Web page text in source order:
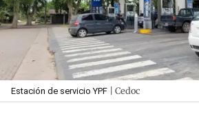
Estación de servicio YPF | Cedoc